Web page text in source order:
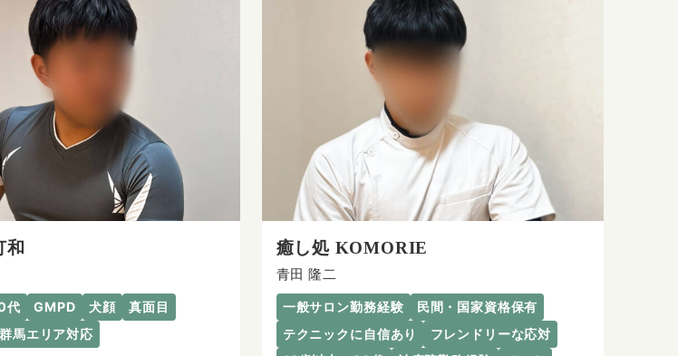
和
代 GMPD 犬顔
真面目
群馬エリア対応
癒し処 KOMORIE
青田 隆二
一般サロン勤務経験
民間・国家資格保有
テクニックに自信あり
フレンドリーな応対